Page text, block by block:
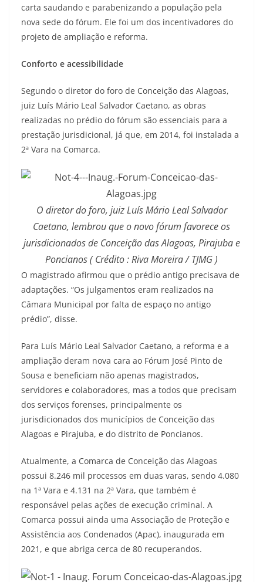
carta saudando e parabenizando a população pela
nova sede do fórum. Ele foi um dos incentivadores do
projeto de ampliação e reforma.
Conforto e acessibilidade
Segundo o diretor do foro de Conceição das Alagoas,
juiz Luís Mário Leal Salvador Caetano, as obras
realizadas no prédio do fórum são essenciais para a
prestação jurisdicional, já que, em 2014, foi instalada a
2ª Vara na Comarca.
O diretor do foro, juiz Luís Mário Leal Salvador
Caetano, lembrou que o novo fórum favorece os
jurisdicionados de Conceição das Alagoas, Pirajuba e
Poncianos ( Crédito : Riva Moreira / TJMG )
O magistrado afirmou que o prédio antigo precisava de
adaptações. “Os julgamentos eram realizados na
Câmara Municipal por falta de espaço no antigo
prédio”, disse.
Para Luís Mário Leal Salvador Caetano, a reforma e a
ampliação deram nova cara ao Fórum José Pinto de
Sousa e beneficiam não apenas magistrados,
servidores e colaboradores, mas a todos que precisam
dos serviços forenses, principalmente os
jurisdicionados dos municípios de Conceição das
Alagoas e Pirajuba, e do distrito de Poncianos.
Atualmente, a Comarca de Conceição das Alagoas
possui 8.246 mil processos em duas varas, sendo 4.080
na 1ª Vara e 4.131 na 2ª Vara, que também é
responsável pelas ações de execução criminal. A
Comarca possui ainda uma Associação de Proteção e
Assistência aos Condenados (Apac), inaugurada em
2021, e que abriga cerca de 80 recuperandos.